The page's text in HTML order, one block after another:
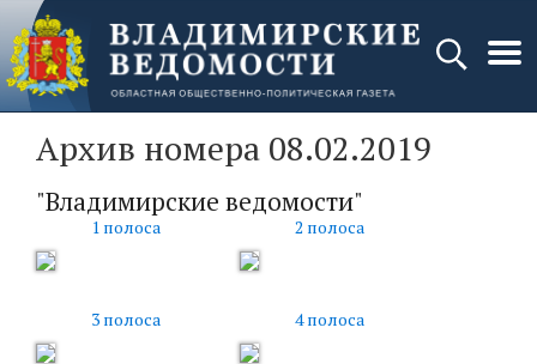
Архив номера 08.02.2019
"Владимирские ведомости"
1 полоса 2 полоса
3 полоса 4 полоса